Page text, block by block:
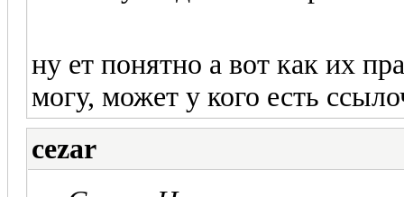
ну ет понятно а вот как их
могу, может у кого есть
cezar